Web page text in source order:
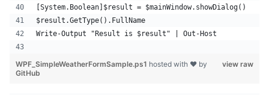
[System.Boolean]$result = $mainWindow.showDialog()
$result.GetType().FullName
Write-Output "Result is $result" | Out-Host
view raw
WPF_SimpleWeatherFormSample.ps1 hosted with ❤ by
GitHub